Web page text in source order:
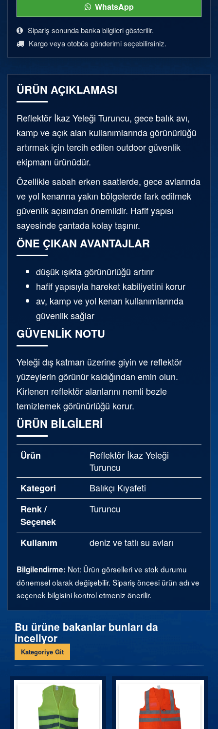
WhatsApp
Sipariş sonunda banka bilgileri gösterilir.
Kargo veya otobüs gönderimi seçebilirsiniz.
ÜRÜN AÇIKLAMASI
Reflektör İkaz Yeleği Turuncu, gece balık avı,
kamp ve açık alan kullanımlarında görünürlüğü
artırmak için tercih edilen outdoor güvenlik
ekipmanı ürünüdür.
Özellikle sabah erken saatlerde, gece avlarında
ve yol kenarına yakın bölgelerde fark edilmek
güvenlik açısından önemlidir. Hafif yapısı
sayesinde çantada kolay taşınır.
ÖNE ÇIKAN AVANTAJLAR
düşük ışıkta görünürlüğü artırır
hafif yapısıyla hareket kabiliyetini korur
av, kamp ve yol kenarı kullanımlarında
güvenlik sağlar
GÜVENLIK NOTU
Yeleği dış katman üzerine giyin ve reflektör
yüzeylerin görünür kaldığından emin olun.
Kirlenen reflektör alanlarını nemli bezle
temizlemek görünürlüğü korur.
ÜRÜN BILGILERI
Ürün
Reflektör İkaz Yeleği
Turuncu
Kategori
Balıkçı Kıyafeti
Renk /
Seçenek
Turuncu
Kullanım deniz ve tatlı su avları
Bilgilendirme: Not: Ürün görselleri ve stok durumu
dönemsel olarak değişebilir. Sipariş öncesi ürün adı ve
seçenek bilgisini kontrol etmeniz önerilir.
Bu ürüne bakanlar bunları da
inceliyor
Kategoriye Git